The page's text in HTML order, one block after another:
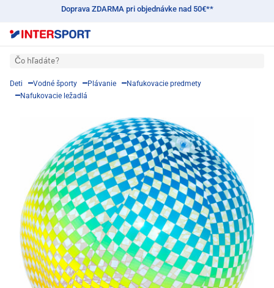
Doprava ZDARMA pri objednávke nad 50€**
Čo hľadáte?
Deti Vodné športy Plávanie
Nafukovacie predmety
Nafukovacie ležadlá